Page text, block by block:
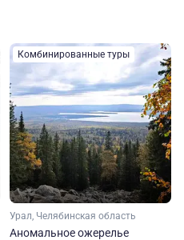
Комбинированные туры
Урал, Челябинская область
Аномальное ожерелье